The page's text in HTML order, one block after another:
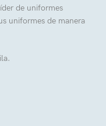
de uniformes
uniformes de manera